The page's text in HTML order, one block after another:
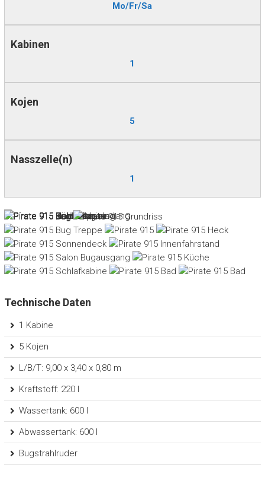
Mo/Fr/Sa
Kabinen
1
Kojen
5
Nasszelle(n)
1
Technische Daten
1 Kabine
5 Kojen
L/B/T: 9,00 x 3,40 x 0,80 m
Kraftstoff: 220 l
Wassertank: 600 l
Abwassertank: 600 l
Bugstrahlruder